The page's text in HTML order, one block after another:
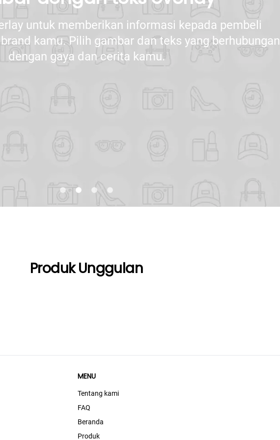
untuk memberikan informasi kepada pembeli
kamu. Pilih gambar dan teks yang berhubungan
dengan gaya dan cerita kamu.
lens lens lens lens
Produk Unggulan
MENU
Tentang kami
FAQ
Beranda
Produk